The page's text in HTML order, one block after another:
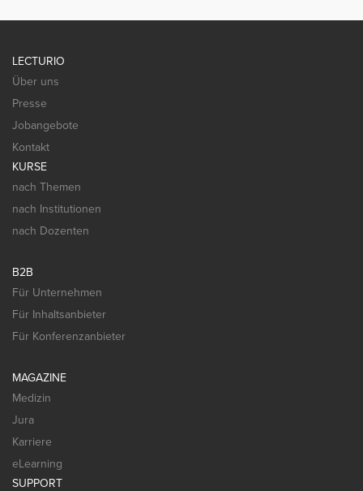
LECTURIO
Über uns
Presse
Jobangebote
Kontakt
KURSE
nach Themen
nach Institutionen
nach Dozenten
B2B
Für Unternehmen
Für Inhaltsanbieter
Für Konferenzanbieter
MAGAZINE
Medizin
Jura
Karriere
eLearning
SUPPORT